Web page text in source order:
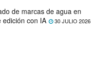
de marcas de agua en
edición con IA
30 JULIO 2026